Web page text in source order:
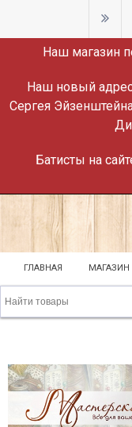
Наш магазин
Наш новый
Сергея
Батисты на
ГЛАВНАЯ МАГАЗИН